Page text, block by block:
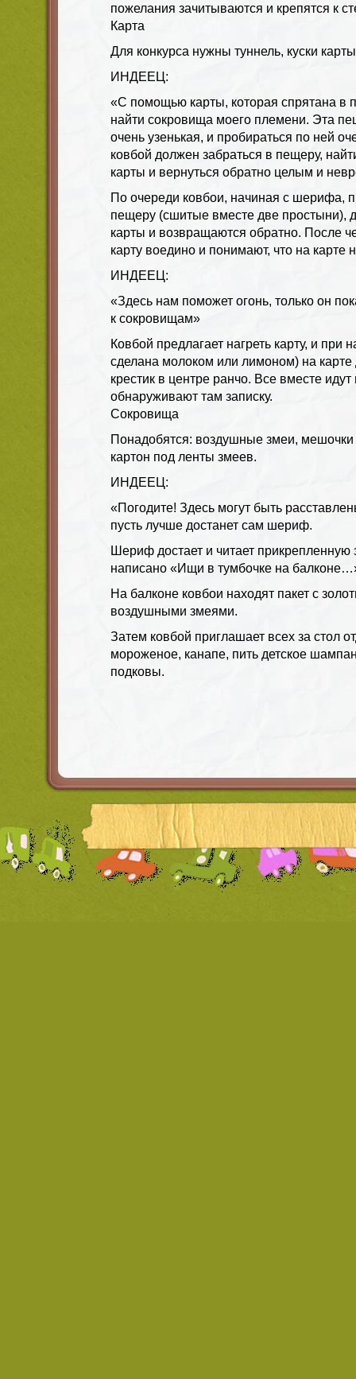
пожелания зачитываются и крепятся к
Карта
Для конкурса нужны туннель, куски
ИНДЕЕЦ:
«С помощью карты, которая спрятана в
найти сокровища моего племени. Эта
очень узенькая, и пробираться по ней
ковбой должен забраться в пещеру,
карты и вернуться обратно целым и
По очереди ковбои, начиная с шерифа,
пещеру (сшитые вместе две простыни),
карты и возвращаются обратно. После
карту воедино и понимают, что на карте
ИНДЕЕЦ:
«Здесь нам поможет огонь, только он
к сокровищам»
Ковбой предлагает нагреть карту, и при
сделана молоком или лимоном) на
крестик в центре ранчо. Все вместе
обнаруживают там записку.
Сокровища
Понадобятся: воздушные змеи, мешочки
картон под ленты змеев.
ИНДЕЕЦ:
«Погодите! Здесь могут быть
пусть лучше достанет сам шериф.
Шериф достает и читает прикрепленную
написано «Ищи в тумбочке на
На балконе ковбои находят пакет с
воздушными змеями.
Затем ковбой приглашает всех за стол
мороженое, канапе, пить детское
подковы.